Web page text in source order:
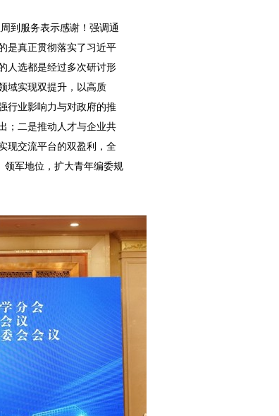
到服务表示感谢！强调通
是真正贯彻落实了习近平
人选都是经过多次研讨形
域实现双提升，以高质
行业影响力与对政府的推
；二是推动人才与企业共
现交流平台的双盈利，全
领军地位，扩大青年编委规